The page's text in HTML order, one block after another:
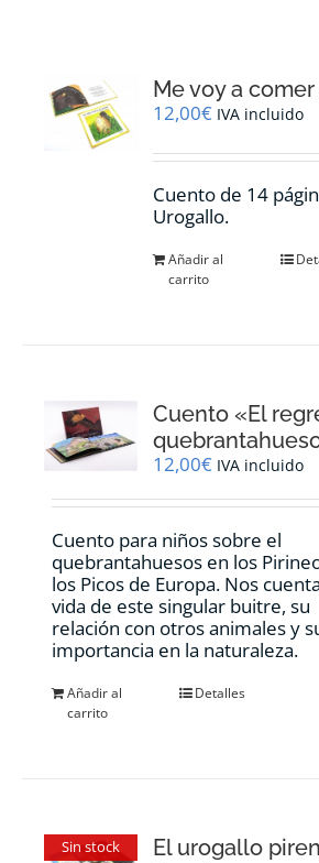
Me voy a
12,00€ IVA incluido
Cuento de 14
Urogallo.
Añadir al
carrito
Cuento «El
12,00€ IVA incluido
Cuento para niños sobre el
quebrantahuesos en los
los Picos de Europa. Nos
vida de este singular buitre, su
relación con otros animales y
importancia en la naturaleza.
Añadir al
carrito
Detalles
Sin stock
El urogallo